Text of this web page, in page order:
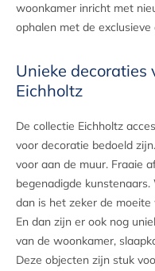
woonkamer inricht met
ophalen met de
Unieke decoraties
Eichholtz
De collectie Eichholtz
voor decoratie bedoeld
voor aan de muur. Fraaie
begenadigde
dan is het zeker de
En dan zijn er ook nog
van de woonkamer,
Deze objecten zijn stuk